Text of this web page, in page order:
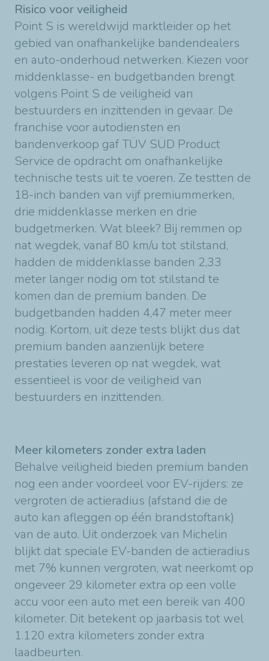
Risico voor veiligheid
Point S is wereldwijd marktleider op het
gebied van onafhankelijke bandendealers
en auto-onderhoud netwerken. Kiezen voor
middenklasse- en budgetbanden brengt
volgens Point S de veiligheid van
bestuurders en inzittenden in gevaar. De
franchise voor autodiensten en
bandenverkoop gaf TÜV SÜD Product
Service de opdracht om onafhankelijke
technische tests uit te voeren. Ze testten de
18-inch banden van vijf premiummerken,
drie middenklasse merken en drie
budgetmerken. Wat bleek? Bij remmen op
nat wegdek, vanaf 80 km/u tot stilstand,
hadden de middenklasse banden 2,33
meter langer nodig om tot stilstand te
komen dan de premium banden. De
budgetbanden hadden 4,47 meter meer
nodig. Kortom, uit deze tests blijkt dus dat
premium banden aanzienlijk betere
prestaties leveren op nat wegdek, wat
essentieel is voor de veiligheid van
bestuurders en inzittenden.
Meer kilometers zonder extra laden
Behalve veiligheid bieden premium banden
nog een ander voordeel voor EV-rijders: ze
vergroten de actieradius (afstand die de
auto kan afleggen op één brandstoftank)
van de auto. Uit onderzoek van Michelin
blijkt dat speciale EV-banden de actieradius
met 7% kunnen vergroten, wat neerkomt op
ongeveer 29 kilometer extra op een volle
accu voor een auto met een bereik van 400
kilometer. Dit betekent op jaarbasis tot wel
1.120 extra kilometers zonder extra
laadbeurten.